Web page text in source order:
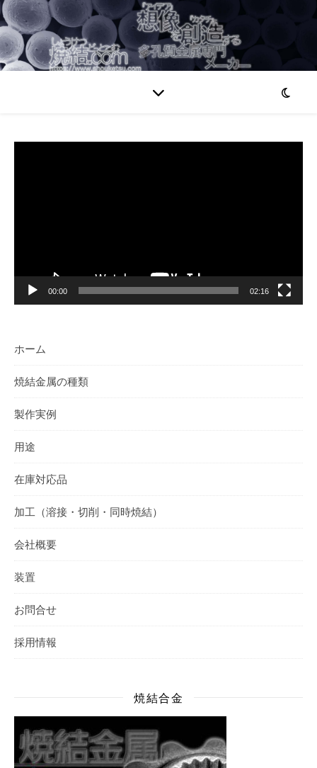
00:00 02:16
ホーム
焼結金属の種類
製作実例
用途
在庫対応品
加工（溶接・切削・同時焼結）
会社概要
装置
お問合せ
採用情報
焼結合金